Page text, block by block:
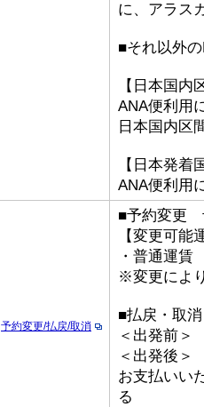
に、アラス
■それ以外
【日本国内
ANA便利用
日本国内区
【日本発着
ANA便利用
予約変更/払戻/取消
■予約変更
【変更可能
・普通運賃
※変更によ
■払戻・取消
＜出発前
＜出発後＞
お支払いい
る